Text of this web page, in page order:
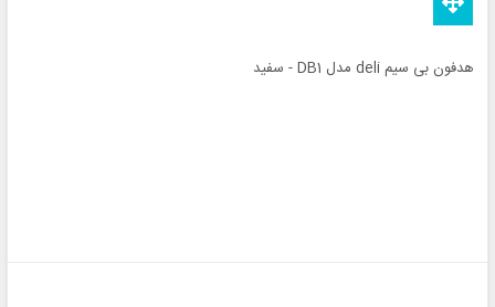
هدفون بی سیم deli مدل DB1 - سفید